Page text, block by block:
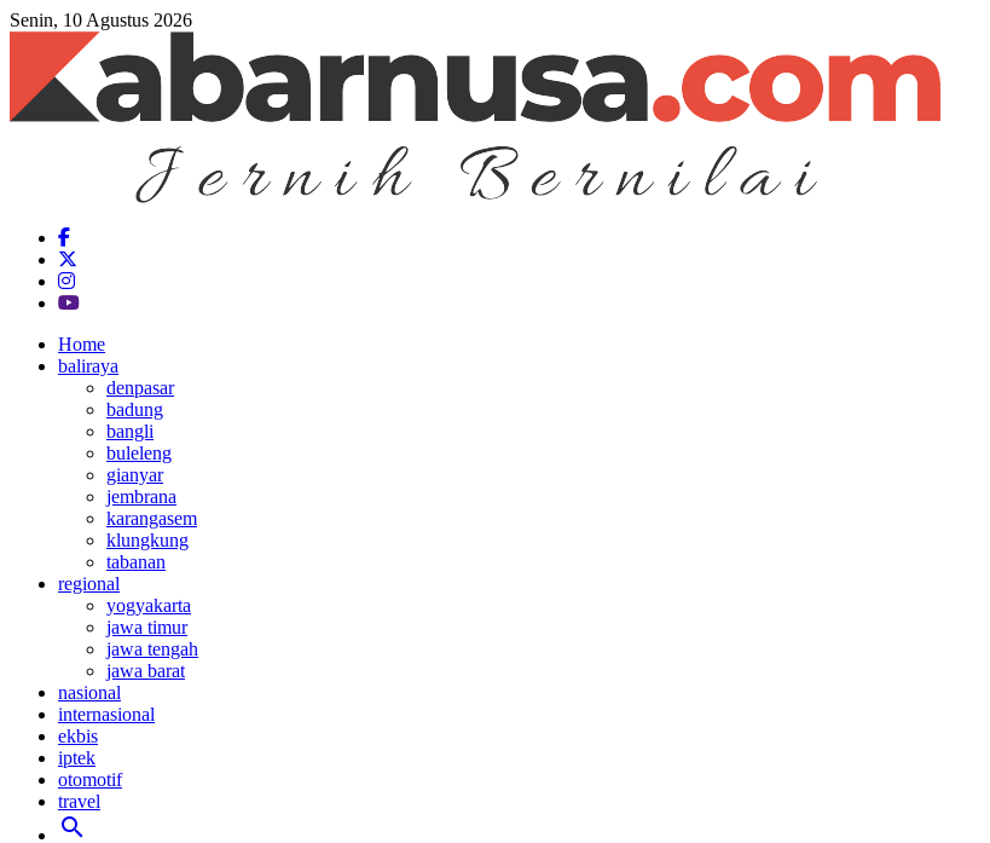
Senin, 10 Agustus 2026
Home
baliraya
denpasar
badung
bangli
buleleng
gianyar
jembrana
karangasem
klungkung
tabanan
regional
yogyakarta
jawa timur
jawa tengah
jawa barat
nasional
internasional
ekbis
iptek
otomotif
travel
search